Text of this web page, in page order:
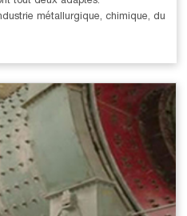
métallurgique, chimique, du